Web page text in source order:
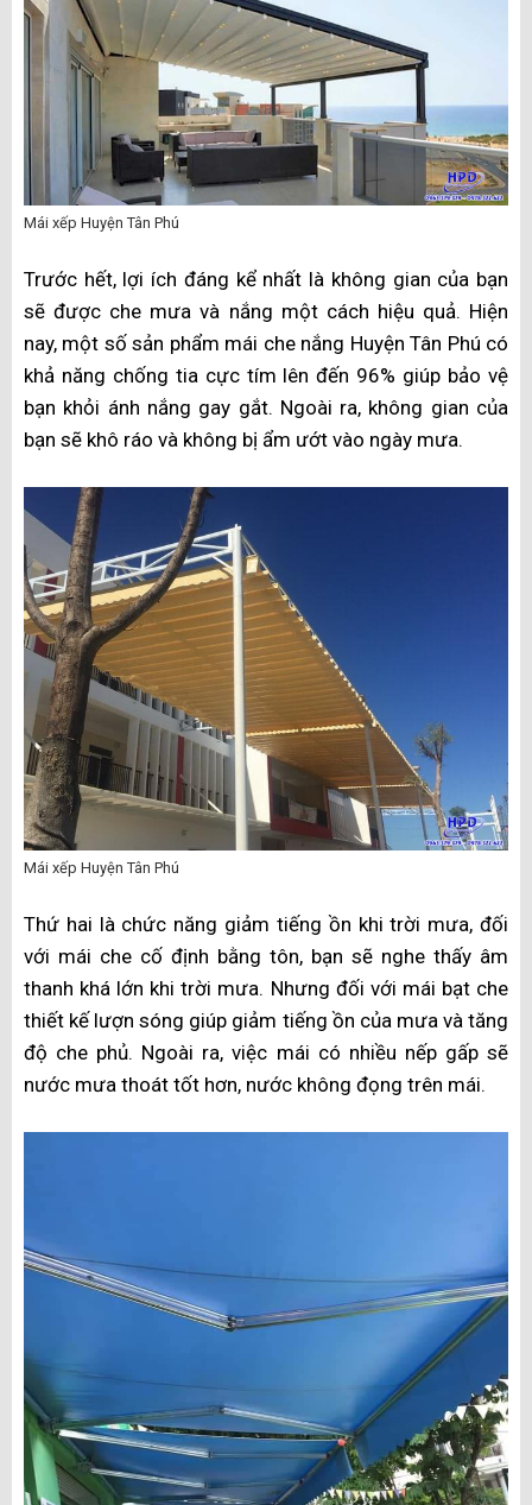
Mái xếp Huyện Tân Phú
Trước hết, lợi ích đáng kể nhất là không gian của bạn
sẽ được che mưa và nắng một cách hiệu quả. Hiện
nay, một số sản phẩm mái che nắng Huyện Tân Phú có
khả năng chống tia cực tím lên đến 96% giúp bảo vệ
bạn khỏi ánh nắng gay gắt. Ngoài ra, không gian của
bạn sẽ khô ráo và không bị ẩm ướt vào ngày mưa.
Mái xếp Huyện Tân Phú
Thứ hai là chức năng giảm tiếng ồn khi trời mưa, đối
với mái che cố định bằng tôn, bạn sẽ nghe thấy âm
thanh khá lớn khi trời mưa. Nhưng đối với mái bạt che
thiết kế lượn sóng giúp giảm tiếng ồn của mưa và tăng
độ che phủ. Ngoài ra, việc mái có nhiều nếp gấp sẽ
nước mưa thoát tốt hơn, nước không đọng trên mái.